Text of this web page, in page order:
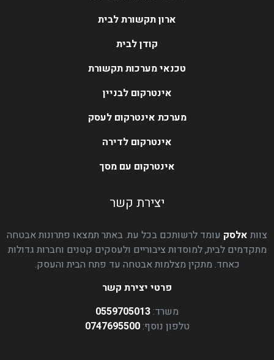
ארון תקשורת לבית
קודן לבית
טכנאי מערכות תקשורת
אינטרקום לבניין
מערכת אינטרקום לעסק
אינטרקום לדירה
אינטרקום עם מסך
יצירת קשר
צוות אלסק עומד לרשותכם בכל עת. באתר תמצאו פתרונות אבטחה
מתקדמים לבית, למוסדות ציבוריים ולעסקים קטנים וחברות גדולות
כאחד. מתקין מצלמות אבטחה עד פתח הבית והעסק.
פרטי יצירת קשר
משרד:0559705013
טלפון נוסף:0747695500